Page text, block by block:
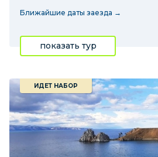
Ближайшие даты заезда →
показать тур
ИДЕТ НАБОР